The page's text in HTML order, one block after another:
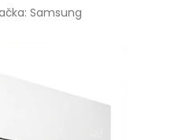
Samsung